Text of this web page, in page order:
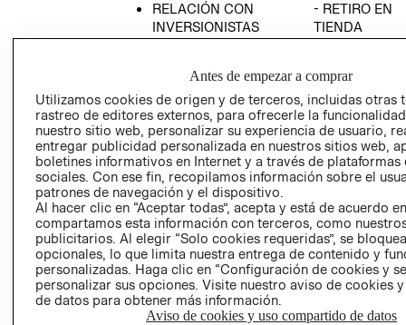
RELACIÓN CON
INVERSIONISTAS
EMPRESARIAL
- RETIRO EN
TIENDA
CONDICIONES
AVISO DE
PRIVACIDAD
GIFT CARD
AVISO DE
COOKIES
Chile ($)
Antes de empezar a comprar
Utilizamos cookies de origen y de terceros, incluidas otras
rastreo de editores externos, para ofrecerle la
nuestro sitio web, personalizar su experiencia de usuario,
entregar publicidad personalizada en nuestros sitios web,
boletines informativos en Internet y a través de plataformas
sociales. Con ese fin, recopilamos información sobre el
patrones de navegación y el dispositivo.
Al hacer clic en “Aceptar todas”, acepta y está de acuerdo
compartamos esta información con terceros, como
publicitarios. Al elegir “Solo cookies requeridas”, se
opcionales, lo que limita nuestra entrega de contenido y
personalizadas. Haga clic en “Configuración de cookies y
personalizar sus opciones. Visite nuestro aviso de cookies
de datos para obtener más información.
Aviso de cookies y uso compartido de datos